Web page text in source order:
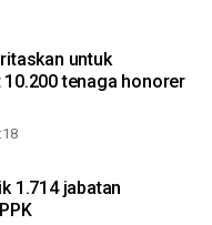
untuk
tenaga honorer
1.714 jabatan